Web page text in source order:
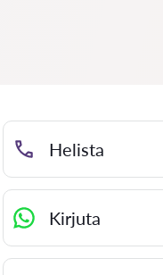
Helista
Kirjuta